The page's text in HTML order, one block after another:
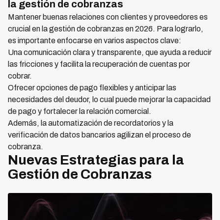
la gestión de cobranzas
Mantener buenas relaciones con clientes y proveedores es
crucial en la gestión de cobranzas en 2026. Para lograrlo,
es importante enfocarse en varios aspectos clave:
Una comunicación clara y transparente, que ayuda a reducir
las fricciones y facilita la recuperación de cuentas por
cobrar.
Ofrecer opciones de pago flexibles y anticipar las
necesidades del deudor, lo cual puede mejorar la capacidad
de pago y fortalecer la relación comercial.
Además, la automatización de recordatorios y la
verificación de datos bancarios agilizan el proceso de
cobranza.
Nuevas Estrategias para la
Gestión de Cobranzas